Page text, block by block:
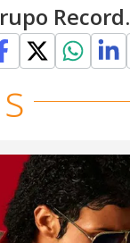
Record.